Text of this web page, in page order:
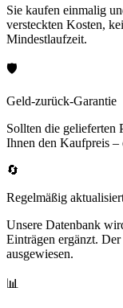
Sie kaufen einmalig
versteckten Kosten,
Mindestlaufzeit.
🛡️
Geld-zurück-Garantie
Sollten die gelieferten
Ihnen den Kaufpreis –
🔄
Regelmäßig
Unsere Datenbank
Einträgen ergänzt. Der
ausgewiesen.
📊